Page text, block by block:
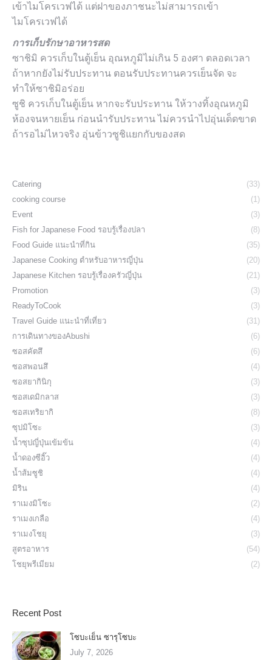
เข้าไมโครเวฟได้ แต่ฝาของภาชนะไม่สามารถเข้า
ไมโครเวฟได้
การเก็บรักษาอาหารสด
ซาชิมิ ควรเก็บในตู้เย็น อุณหภูมิไม่เกิน 5 องศา ตลอดเวลา
ถ้าหากยังไม่รับประทาน ตอนรับประทานควรเย็นจัด จะ
ทำให้ซาชิมิอร่อย
ซูชิ ควรเก็บในตู้เย็น หากจะรับประทาน ให้วางทิ้งอุณหภูมิ
ห้องจนหายเย็น ก่อนนำรับประทาน ไม่ควรนำไปอุ่นเด็ดขาด
ถ้ารอไม่ไหวจริง อุ่นข้าวซูชิแยกกับของสด
Catering
(33)
cooking course
(1)
Event
(3)
Fish for Japanese Food รอบรู้เรื่องปลา
(8)
Food Guide แนะนำที่กิน
(35)
Japanese Cooking ตำหรับอาหารญี่ปุ่น
(20)
Japanese Kitchen รอบรู้เรื่องครัวญี่ปุ่น
(21)
Promotion
(3)
ReadyToCook
(3)
Travel Guide แนะนำที่เที่ยว
(31)
การเดินทางของAbushi
(6)
ซอสคัตสึ
(6)
ซอสพอนสึ
(4)
ซอสยากินิกุ
(3)
ซอสเดมิกลาส
(3)
ซอสเทริยากิ
(8)
ซุปมิโซะ
(3)
น้ำซุปญี่ปุ่นเข้มข้น
(4)
น้ำดองซีอิ๊ว
(4)
น้ำส้มซูชิ
(4)
มิริน
(4)
ราเมงมิโซะ
(2)
ราเมงเกลือ
(4)
ราเมงโชยุ
(3)
สูตรอาหาร
(54)
โชยุพรีเมียม
(2)
Recent Post
โซบะเย็น ซารุโซบะ
July 7, 2026